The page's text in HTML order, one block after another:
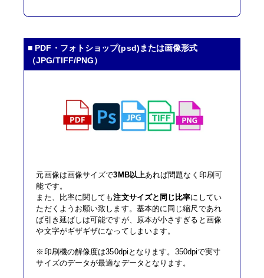
■ PDF・フォトショップ(psd)または画像形式
（JPG/TIFF/PNG）
元画像は画像サイズで3MB以上あれば問題なく印刷可
能です。
また、比率に関しても注文サイズと同じ比率にしてい
ただくようお願い致します。基本的に同じ縮尺であれ
ば引き延ばしは可能ですが、原本が小さすぎると画像
や文字がギザギザになってしまいます。
※印刷機の解像度は350dpiとなります。350dpiで実寸
サイズのデータが最適なデータとなります。